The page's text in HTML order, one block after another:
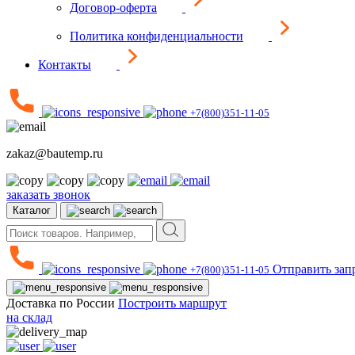
Договор-оферта
Политика конфиденциальности
Контакты
+7(800)351-11-05
zakaz@bautemp.ru
заказать звонок
Каталог
+7(800)351-11-05 Отправить
Доставка по России Построить маршрут
на склад